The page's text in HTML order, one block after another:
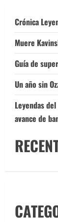
Crónica
Muere
Guía de
Un año sin
Leyendas
avance de